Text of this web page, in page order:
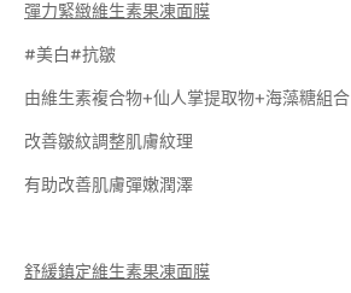
彈力緊緻維生素果凍面膜
#美白#抗皺
由維生素複合物+仙人掌提取物+海藻糖組合
改善皺紋調整肌膚紋理
有助改善肌膚彈嫩潤澤
舒緩鎮定維生素果凍面膜